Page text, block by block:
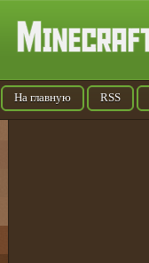
На главную RSS